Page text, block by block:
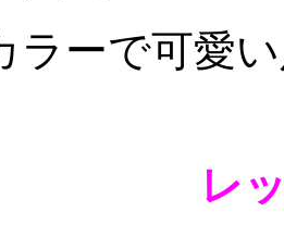
ラーで可愛
レ